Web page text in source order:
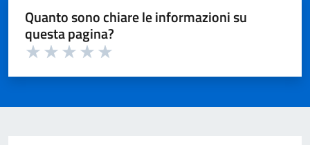
Quanto sono chiare le informazioni su
questa pagina?